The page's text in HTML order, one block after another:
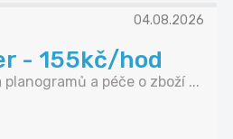
04.08.2026
- 155kč/hod
a péče o zboží ...